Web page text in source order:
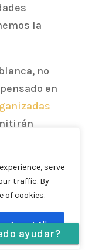
serve
traffic. By
of cookies.
Accept All
la
no
en
de una
desde
rutas
llevarán a
ayudar?